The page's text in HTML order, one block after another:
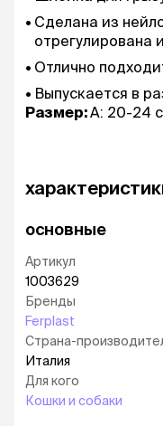
Сделана из
отрегулирована
Отлично
Выпускается в
Размер:A: 20-24
основные
Артикул
1003629
Бренды
Ferplast
Страна-
Италия
Для кого
Кошки и собаки